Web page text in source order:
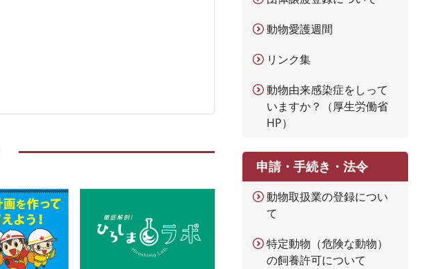
動物愛護週間
リンク集
動物由来感染症をしって
いますか？（厚生労働省
HP）
申請・手続き・法令
動物取扱業の登録につい
て
特定動物（危険な動物）
の飼養許可について